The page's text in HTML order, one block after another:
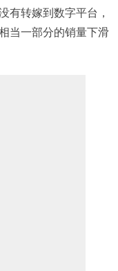
有转嫁到数字平台，
当一部分的销量下滑